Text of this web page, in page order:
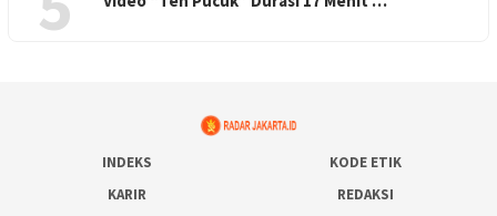
INDEKS
KODE ETIK
KARIR
REDAKSI